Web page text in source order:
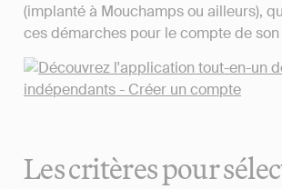
(implanté à Mouchamps ou ailleurs),
ces démarches pour le compte de
Les critères pour